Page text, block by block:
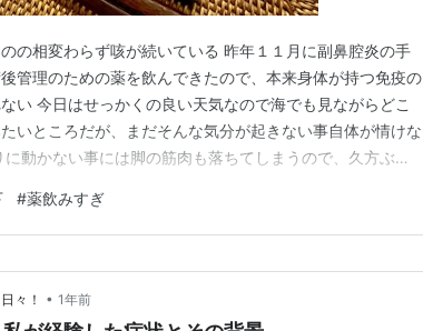
の相変わらず咳が続いている 昨年１１月に副鼻腔炎の手
管理のための薬を飲んできたので、本来身体が持つ免疫の
い 今日はせっかくの良い天気なので海でも見ながらどこ
いところだが、まだそんな気分が起きない事自体が情けな
動かない事には脚の筋肉も落ちてしまうので、久方ぶり
掻き回してありものでシーフードグラタンをでっち上げる
ソースも牛乳、小麦粉、バタ…
#薬飲みすぎ
々！ • 1年前